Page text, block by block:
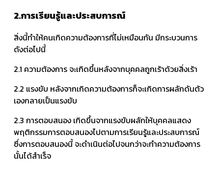
2.การเรียนรู้และประสบการณ์
สิ่งนี้ทำให้คนเกิดความต้องการที่ไม่เหมือนกัน มีกระบวนการ
ดังต่อไปนี้
2.1 ความต้องการ จะเกิดขึ้นหลังจากบุคคลถูกเร้าด้วยสิ่งเร้า
2.2 แรงขับ หลังจากเกิดความต้องการก็จะเกิดการผลักดันตัว
เองกลายเป็นแรงขับ
2.3 การตอบสนอง เกิดขึ้นจากแรงขับผลักให้บุคคลแสดง
พฤติกรรมการตอบสนองไปตามการเรียนรู้และประสบการณ์
ซึ่งการตอบสนองนี้ จะดำเนินต่อไปจนกว่าจะทำความต้องการ
นั้นได้สำเร็จ